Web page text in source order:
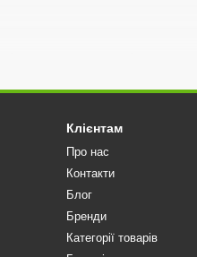
Клієнтам
Про нас
Контакти
Блог
Бренди
Категорії товарів